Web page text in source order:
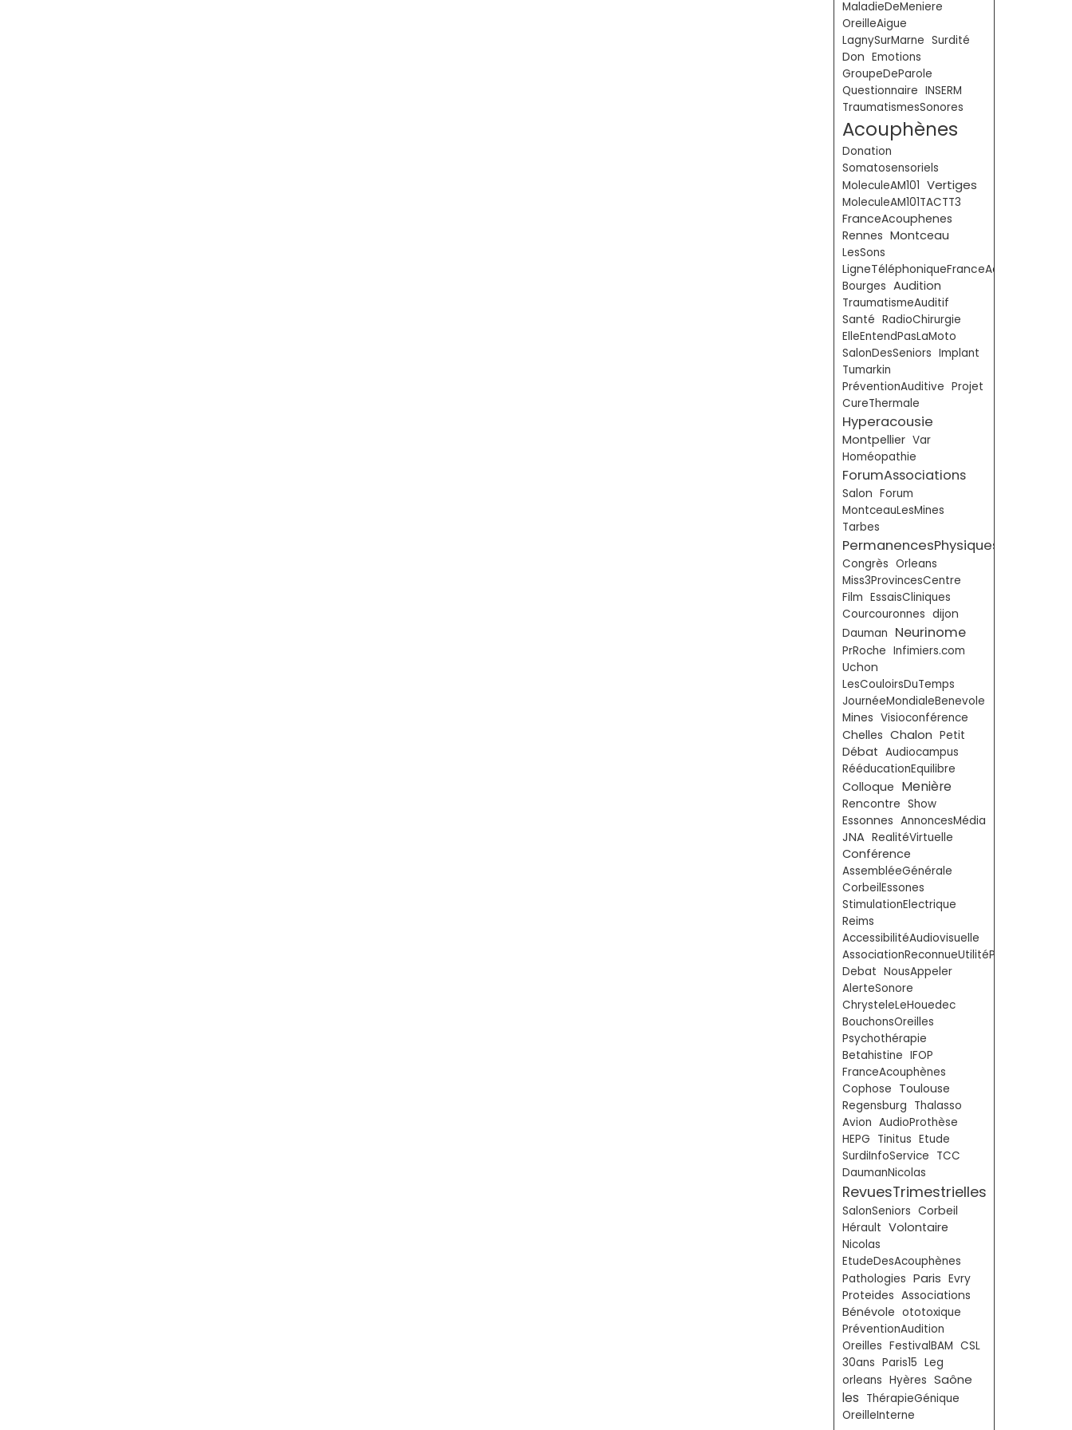
MaladieDeMeniere
OreilleAigue
LagnySurMarne Surdité
Don Emotions
GroupeDeParole
Questionnaire INSERM
TraumatismesSonores
Acouphènes
Donation
Somatosensoriels
MoleculeAM101 Vertiges
MoleculeAM101TACTT3
FranceAcouphenes
Rennes Montceau
LesSons
LigneTéléphoniqueFranceAcouphènes
Bourges Audition
TraumatismeAuditif
Santé RadioChirurgie
ElleEntendPasLaMoto
SalonDesSeniors Implant
Tumarkin
PréventionAuditive Projet
CureThermale
Hyperacousie
Montpellier Var
Homéopathie
ForumAssociations
Salon Forum
MontceauLesMines
Tarbes
PermanencesPhysiques
Congrès Orleans
Miss3ProvincesCentre
Film EssaisCliniques
Courcouronnes dijon
Dauman Neurinome
PrRoche Infimiers.com
Uchon
LesCouloirsDuTemps
JournéeMondialeBenevole
Mines Visioconférence
Chelles Chalon Petit
Débat Audiocampus
RééducationEquilibre
Colloque Menière
Rencontre Show
Essonnes AnnoncesMédia
JNA RealitéVirtuelle
Conférence
AssembléeGénérale
CorbeilEssones
StimulationElectrique
Reims
AccessibilitéAudiovisuelle
AssociationReconnueUtilitéPublique
Debat NousAppeler
AlerteSonore
ChrysteleLeHouedec
BouchonsOreilles
Psychothérapie
Betahistine IFOP
FranceAcouphènes
Cophose Toulouse
Regensburg Thalasso
Avion AudioProthèse
HEPG Tinitus Etude
SurdiInfoService TCC
DaumanNicolas
RevuesTrimestrielles
SalonSeniors Corbeil
Hérault Volontaire
Nicolas
EtudeDesAcouphènes
Pathologies Paris Evry
Proteides Associations
Bénévole ototoxique
PréventionAudition
Oreilles FestivalBAM CSL
30ans Paris15 Leg
orleans Hyères Saône
les ThérapieGénique
OreilleInterne